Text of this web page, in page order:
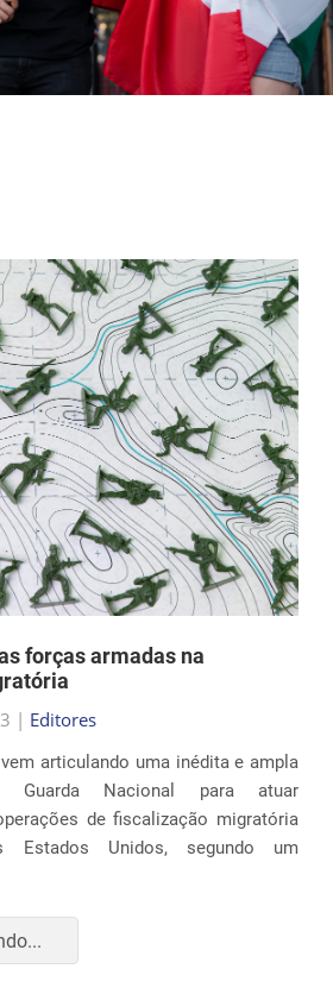
forças armadas na
|Editores
Guarda Nacional para atuar
de fiscalização migratória
Estados Unidos, segundo um